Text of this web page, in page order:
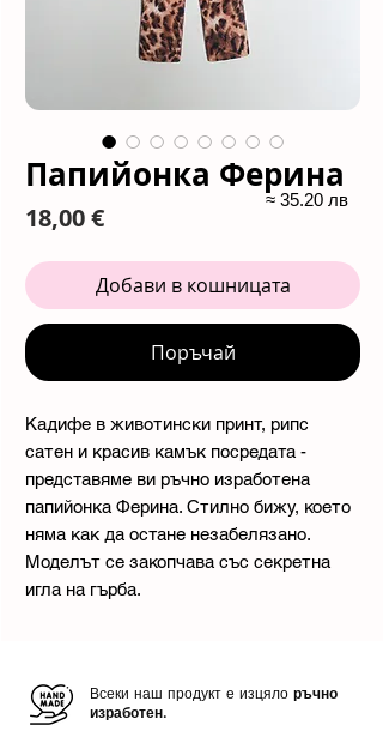
Папийонка Ферина
18,00 €Цена
Добави в кошницата
Поръчай
Кадифе в животински принт, рипс
сатен и красив камък посредата -
представяме ви ръчно изработена
папийонка Ферина. Стилно бижу, което
няма как да остане незабелязано.
Моделът се закопчава със секретна
игла на гърба.
≈ 35.20 лв
Всеки наш продукт е изцяло ръчно
изработен.